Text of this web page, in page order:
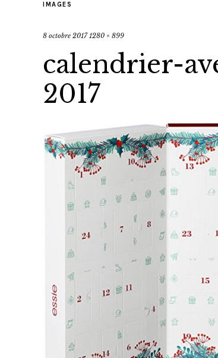
IMAGES
8 octobre 2017 1280 × 899
calendrier-
2017